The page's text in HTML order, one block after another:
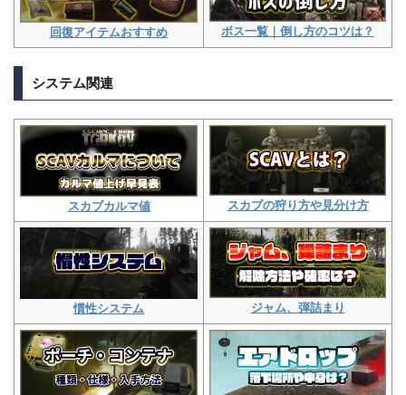
回復アイテムおすすめ ボス一覧｜倒し方のコツは？
システム関連
スカブカルマ値 スカブの狩り方や見分け方
慣性システム ジャム、弾詰まり